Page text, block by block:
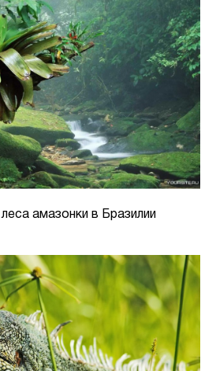
леса амазонки в Бразилии